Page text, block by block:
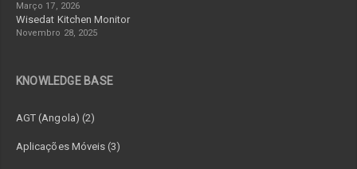
Março 17, 2026
Wisedat Kitchen Monitor
Novembro 28, 2025
KNOWLEDGE BASE
AGT (Angola) (2)
Aplicações Móveis (3)